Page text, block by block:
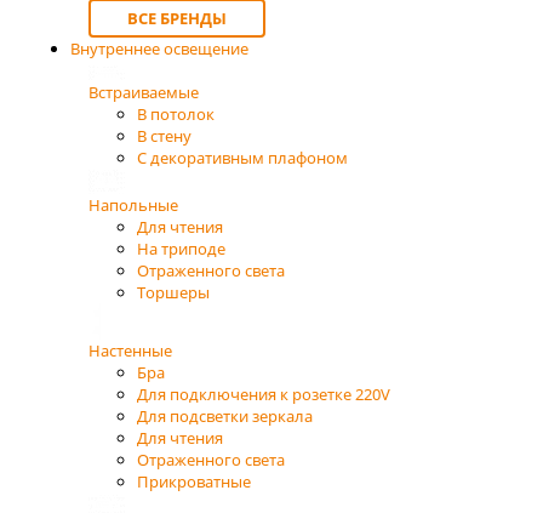
ВСЕ БРЕНДЫ
Внутреннее освещение
Встраиваемые
В потолок
В стену
С декоративным плафоном
Напольные
Для чтения
На триподе
Отраженного света
Торшеры
Настенные
Бра
Для подключения к розетке 220V
Для подсветки зеркала
Для чтения
Отраженного света
Прикроватные